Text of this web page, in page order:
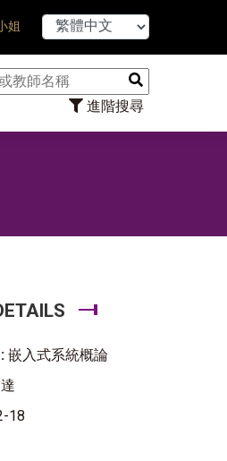
姐
進階搜尋
【7/31】
嵌入式系統概論
18